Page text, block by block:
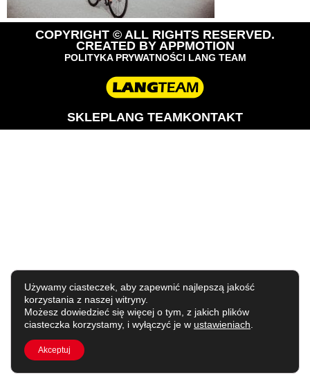
COPYRIGHT © ALL RIGHTS RESERVED.
CREATED BY APPMOTION
POLITYKA PRYWATNOŚCI LANG TEAM
SKLEPLANG TEAMKONTAKT
Używamy ciasteczek, aby zapewnić najlepszą jakość
korzystania z naszej witryny.
Możesz dowiedzieć się więcej o tym, z jakich plików
ciasteczka korzystamy, i wyłączyć je w ustawieniach
Akceptuj